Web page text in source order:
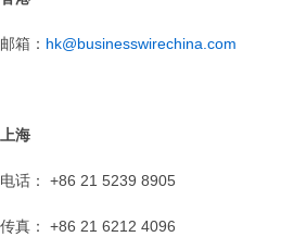
邮箱： hk@businesswirechina.com
上海
电话： +86 21 5239 8905
传真： +86 21 6212 4096